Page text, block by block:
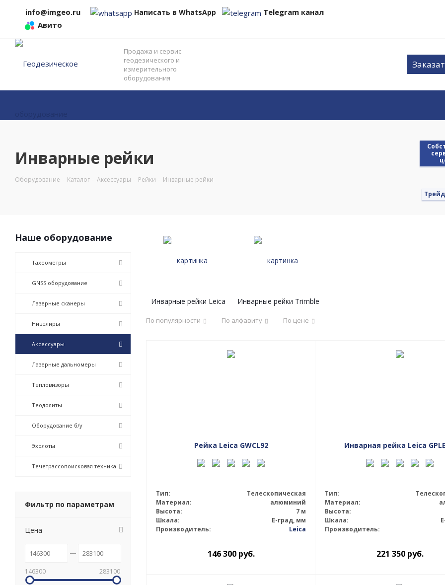
info@imgeo.ru Написать в WhatsApp
Telegram канал
Авито
Продажа и сервис
геодезического и
измерительного
оборудования
Инварные рейки
Оборудование - Каталог - Аксессуары - Рейки - Инварные рейки
Инварные рейки Leica Инварные рейки Trimble
По популярности По алфавиту По цене
Рейка Leica GWCL92
Тип:
Телескопическая
Материал:
алюминий
Высота:
7 м
Шкала:
E-град, мм
Производитель:
Leica
146 300руб.
Инварная рейка Leica
Тип:
Материал:
Высота:
Шкала:
Производитель:
221 350руб.
Наше оборудование
Тахеометры
GNSS оборудование
Лазерные сканеры
Нивелиры
Аксессуары
Лазерные дальномеры
Тепловизоры
Теодолиты
Оборудование б/у
Эхолоты
Течетрассопоисковая техника
Фильтр по параметрам
Цена
146300 283100